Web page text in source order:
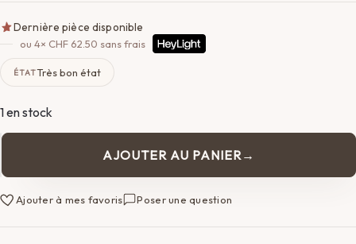
Dernière pièce disponible
ou 4× CHF 62.50 sans frais
ÉTATTrès bon état
1 en stock
de
Anse
Valentino
AJOUTER AU PANIER
Ajouter à mes favoris Poser une question